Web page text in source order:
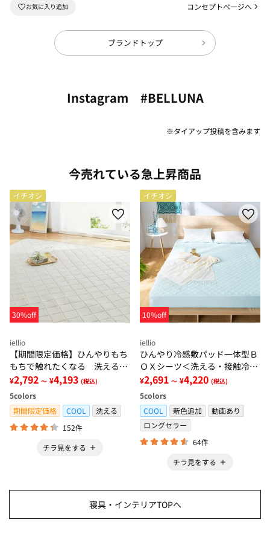
コンセプトページへ
ブランドトップ
Instagram #BELLUNA
※タイアップ投稿を含みます
今売れている急上昇商品
イチオシ
30%off
iellio
【期間限定価格】ひんやりもち
もちで触れたくなる 洗えるラ
グ＜低反発・滑りにくい・接触
冷感・防ダニ・カーペット＞
¥2,792 ～ ¥4,193 (税込)
5colors
期間限定価格
COOL
洗える
152件
チラ見をする
イチオシ
10%off
iellio
ひんやり冷感敷パッド一体型Ｂ
ＯＸシーツ＜洗える・接触冷
感・抗菌防臭・時短・家事楽・
ボックスシーツ・寝苦しさ対策
＞
¥2,691 ～ ¥4,220 (税込)
5colors
COOL
新色追加
動画あり
ロングセラー
64件
チラ見をする
寝具・インテリアTOPへ